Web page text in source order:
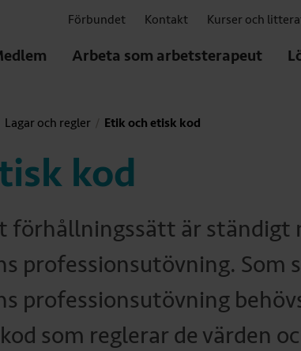
Förbundet Kontakt Kurser och
Arbeta som arbetsterapeut
Lagar och regler Etik och etisk kod
kod
förhållningssätt är ständigt
professionsutövning. Som
professionsutövning
som reglerar de värden